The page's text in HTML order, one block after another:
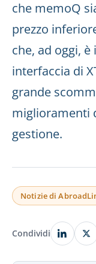
che memoQ
prezzo
che, ad oggi,
interfaccia di
grande
miglioramenti
gestione.
Notizie di
Condividi